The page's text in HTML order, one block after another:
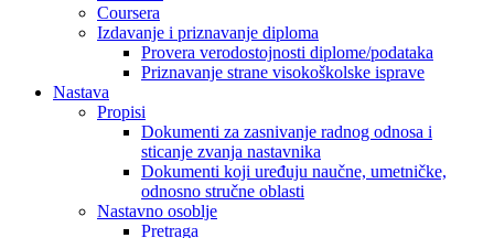
Coursera
Izdavanje i priznavanje diploma
Provera verodostojnosti diplome/podataka
Priznavanje strane visokoškolske isprave
Nastava
Propisi
Dokumenti za zasnivanje radnog odnosa i
sticanje zvanja nastavnika
Dokumenti koji uređuju naučne, umetničke,
odnosno stručne oblasti
Nastavno osoblje
Pretraga